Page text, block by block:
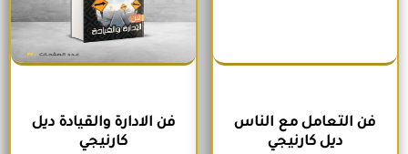
فن التعامل مع الناس
ديل كارنيجي
فن الادارة والقيادة ديل
كارنيجي